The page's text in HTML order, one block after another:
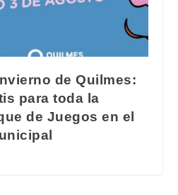
de Quilmes:
para toda la
de Juegos en el